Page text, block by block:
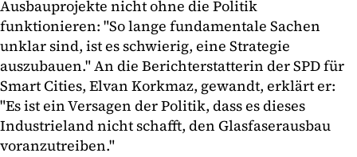
Ausbauprojekte nicht ohne die Politik
funktionieren: "So lange fundamentale Sachen
unklar sind, ist es schwierig, eine Strategie
auszubauen." An die Berichterstatterin der SPD für
Smart Cities, Elvan Korkmaz, gewandt, erklärt er:
"Es ist ein Versagen der Politik, dass es dieses
Industrieland nicht schafft, den Glasfaserausbau
voranzutreiben."